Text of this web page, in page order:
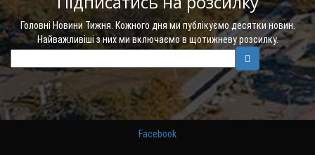
Головні Новини Тижня. Кожного дня ми публікуємо десятки новин.
Найважливіші з них ми включаємо в щотижневу розсилку.
Facebook